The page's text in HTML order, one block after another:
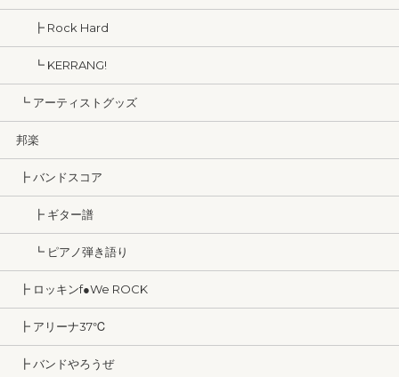
┣ Rock Hard
┗ KERRANG!
┗ アーティストグッズ
邦楽
┣ バンドスコア
┣ ギター譜
┗ ピアノ弾き語り
┣ ロッキンf●We ROCK
┣ アリーナ37℃
┣ バンドやろうぜ